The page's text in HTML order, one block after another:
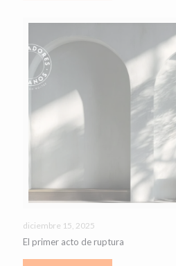
diciembre 15, 2025
El primer acto de ruptura